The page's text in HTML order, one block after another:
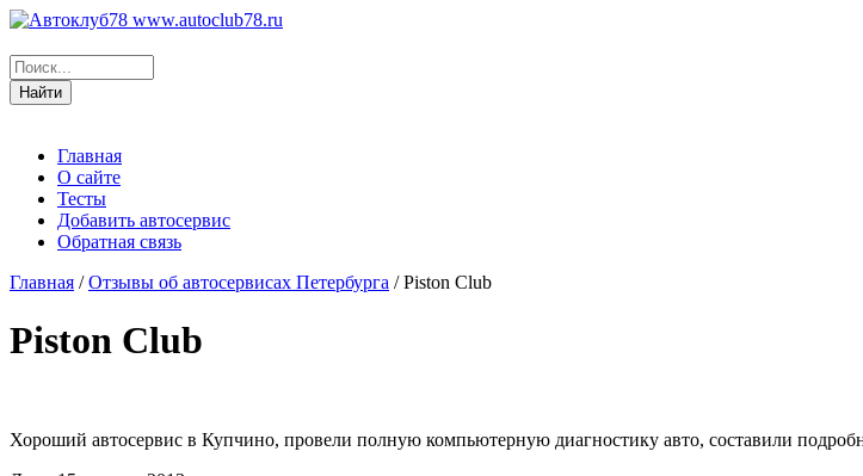
www.autoclub78.ru
Главная
О сайте
Тесты
Добавить автосервис
Обратная связь
Главная /Отзывы об автосервисах Петербурга /Piston Club
Piston Club
Хороший автосервис в Купчино, провели полную компьютерную диагностику авто, составили